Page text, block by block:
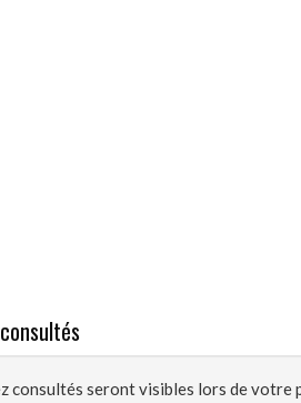
consultés seront visibles lors de votre